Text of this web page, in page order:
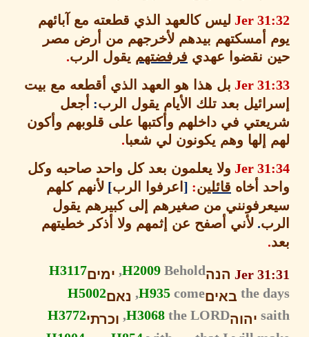
Jer ليس كالعهد الذي قطعته مع آبائهم
أمسكتهم بيدهم لأخرجهم من أرض مصر
نقضوا عهدي فرفضتهم يقول الرب .
Jer بل هذا هو العهد الذي أقطعه مع بيت
بعد تلك الأيام يقول الرب :
أجعل
في داخلهم وأكتبها على قلوبهم وأكون
إلها وهم يكونون لي شعبا .
Jer ولا يعلمون بعد كل واحد صاحبه وكل
أخاهقائلين :
[اعرفوا الرب
لأنهم كلهم
من صغيرهم إلى كبيرهم يقول
لأني أصفح عن إثمهم ولا أذكر خطيتهم
Jer הנה H2009Behold, ימיםH3117
the באים H935come, נאםH5002
יהוה H3068the LORD, וכרתי H3772